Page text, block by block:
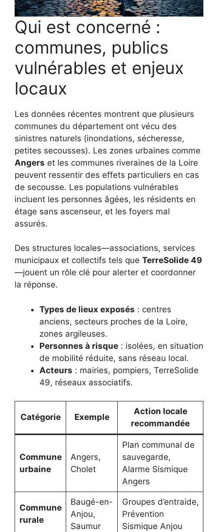
Qui est concerné :
communes, publics
vulnérables et enjeux
locaux
Les données récentes montrent que plusieurs
communes du département ont vécu des
sinistres naturels (inondations, sécheresse,
petites secousses). Les zones urbaines comme
Angers et les communes riveraines de la Loire
peuvent ressentir des effets particuliers en cas
de secousse. Les populations vulnérables
incluent les personnes âgées, les résidents en
étage sans ascenseur, et les foyers mal
assurés.
Des structures locales—associations, services
municipaux et collectifs tels que TerreSolide 49
—jouent un rôle clé pour alerter et coordonner
la réponse.
Types de lieux exposés : centres
anciens, secteurs proches de la Loire,
zones argileuses.
Personnes à risque : isolées, en situation
de mobilité réduite, sans réseau local.
Acteurs : mairies, pompiers, TerreSolide
49, réseaux associatifs.
Catégorie Exemple
Action locale
recommandée
Commune
urbaine
Angers,
Cholet
Plan communal de
sauvegarde,
Alarme Sismique
Angers
Commune
rurale
Baugé-en-
Anjou,
Saumur
Groupes d’entraide,
Prévention
Sismique Anjou